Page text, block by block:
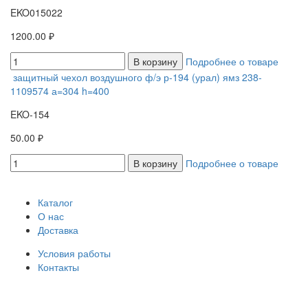
EKO015022
1200.00 ₽
В корзину
Подробнее о товаре
защитный чехол воздушного ф/э р-194 (урал) ямз 238-
1109574 а=304 h=400
EKO-154
50.00 ₽
В корзину
Подробнее о товаре
Каталог
О нас
Доставка
Условия работы
Контакты